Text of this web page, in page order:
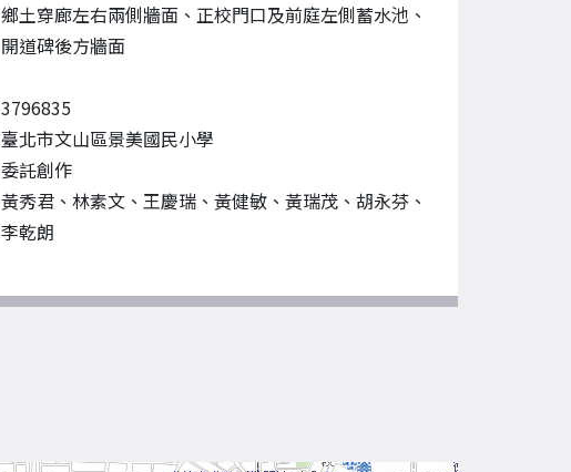
鄉土穿廊左右兩側牆面、正校門口及前庭左側蓄水池、
開道碑後方牆面
3796835
臺北市文山區景美國民小學
委託創作
黃秀君、林素文、王慶瑞、黃健敏、黃瑞茂、胡永芬、
李乾朗